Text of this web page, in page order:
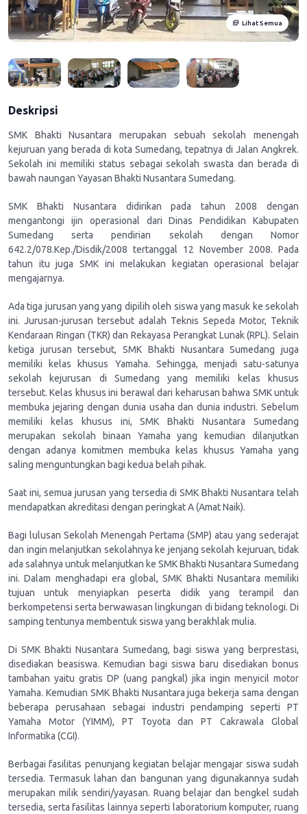
Lihat Semua
Deskripsi
SMK Bhakti Nusantara merupakan sebuah sekolah menengah
kejuruan yang berada di kota Sumedang, tepatnya di Jalan Angkrek.
Sekolah ini memiliki status sebagai sekolah swasta dan berada di
bawah naungan Yayasan Bhakti Nusantara Sumedang.
SMK Bhakti Nusantara didirikan pada tahun 2008 dengan
mengantongi ijin operasional dari Dinas Pendidikan Kabupaten
Sumedang serta pendirian sekolah dengan Nomor
642.2/078.Kep./Disdik/2008 tertanggal 12 November 2008. Pada
tahun itu juga SMK ini melakukan kegiatan operasional belajar
mengajarnya.
Ada tiga jurusan yang yang dipilih oleh siswa yang masuk ke sekolah
ini. Jurusan-jurusan tersebut adalah Teknis Sepeda Motor, Teknik
Kendaraan Ringan (TKR) dan Rekayasa Perangkat Lunak (RPL). Selain
ketiga jurusan tersebut, SMK Bhakti Nusantara Sumedang juga
memiliki kelas khusus Yamaha. Sehingga, menjadi satu-satunya
sekolah kejurusan di Sumedang yang memiliki kelas khusus
tersebut. Kelas khusus ini berawal dari keharusan bahwa SMK untuk
membuka jejaring dengan dunia usaha dan dunia industri. Sebelum
memiliki kelas khusus ini, SMK Bhakti Nusantara Sumedang
merupakan sekolah binaan Yamaha yang kemudian dilanjutkan
dengan adanya komitmen membuka kelas khusus Yamaha yang
saling menguntungkan bagi kedua belah pihak.
Saat ini, semua jurusan yang tersedia di SMK Bhakti Nusantara telah
mendapatkan akreditasi dengan peringkat A (Amat Naik).
Bagi lulusan Sekolah Menengah Pertama (SMP) atau yang sederajat
dan ingin melanjutkan sekolahnya ke jenjang sekolah kejuruan, tidak
ada salahnya untuk melanjutkan ke SMK Bhakti Nusantara Sumedang
ini. Dalam menghadapi era global, SMK Bhakti Nusantara memiliki
tujuan untuk menyiapkan peserta didik yang terampil dan
berkompetensi serta berwawasan lingkungan di bidang teknologi. Di
samping tentunya membentuk siswa yang berakhlak mulia.
Di SMK Bhakti Nusantara Sumedang, bagi siswa yang berprestasi,
disediakan beasiswa. Kemudian bagi siswa baru disediakan bonus
tambahan yaitu gratis DP (uang pangkal) jika ingin menyicil motor
Yamaha. Kemudian SMK Bhakti Nusantara juga bekerja sama dengan
beberapa perusahaan sebagai industri pendamping seperti PT
Yamaha Motor (YIMM), PT Toyota dan PT Cakrawala Global
Informatika (CGI).
Berbagai fasilitas penunjang kegiatan belajar mengajar siswa sudah
tersedia. Termasuk lahan dan bangunan yang digunakannya sudah
merupakan milik sendiri/yayasan. Ruang belajar dan bengkel sudah
tersedia, serta fasilitas lainnya seperti laboratorium komputer, ruang